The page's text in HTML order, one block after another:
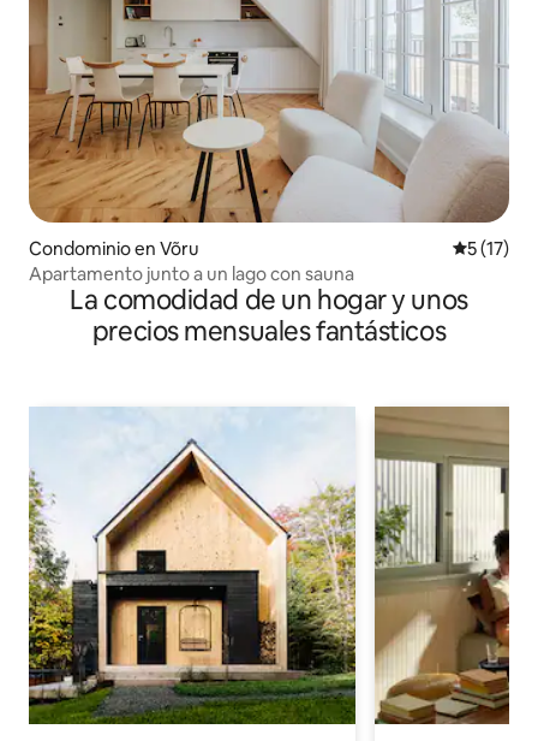
Condominio en Võru
5 (17)
Apartamento junto a un lago con sauna
La comodidad de un hogar y unos
precios mensuales fantásticos